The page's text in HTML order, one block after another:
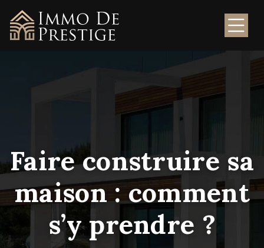
Faire construire sa
maison : comment
s’y prendre ?